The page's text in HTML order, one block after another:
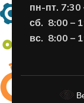
пн-пт. 7:30
сб. 8:00 –
вс. 8:00 –